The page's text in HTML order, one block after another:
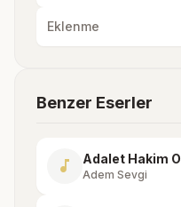
Eklenme
Benzer Eserler
music_note Adalet Hakim
Adem Sevgi